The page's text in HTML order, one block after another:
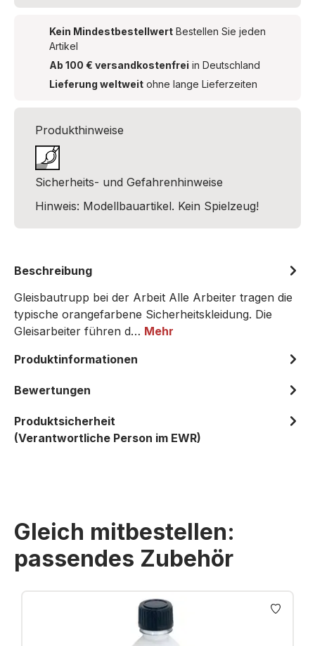
Kein Mindestbestellwert Bestellen Sie jeden
Artikel
Ab 100 € versandkostenfrei in Deutschland
Lieferung weltweit ohne lange Lieferzeiten
Produkthinweise
Sicherheits- und Gefahrenhinweise
Hinweis: Modellbauartikel. Kein Spielzeug!
Beschreibung
Gleisbautrupp bei der Arbeit Alle Arbeiter tragen die
typische orangefarbene Sicherheitskleidung. Die
Gleisarbeiter führen d… Mehr
Produktinformationen
Bewertungen
Produktsicherheit
(Verantwortliche Person im EWR)
Gleich mitbestellen:
passendes Zubehör
Produktgalerie überspringen